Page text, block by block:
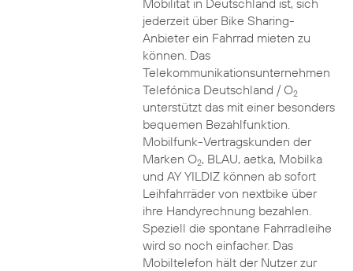
Mobilität in Deutschland ist, sich
jederzeit über Bike Sharing-
Anbieter ein Fahrrad mieten zu
können. Das
Telekommunikationsunternehmen
Telefónica Deutschland / O2
unterstützt das mit einer besonders
bequemen Bezahlfunktion.
Mobilfunk-Vertragskunden der
Marken O2, BLAU, aetka, Mobilka
und AY YILDIZ können ab sofort
Leihfahrräder von nextbike über
ihre Handyrechnung bezahlen.
Speziell die spontane Fahrradleihe
wird so noch einfacher. Das
Mobiltelefon hält der Nutzer zur